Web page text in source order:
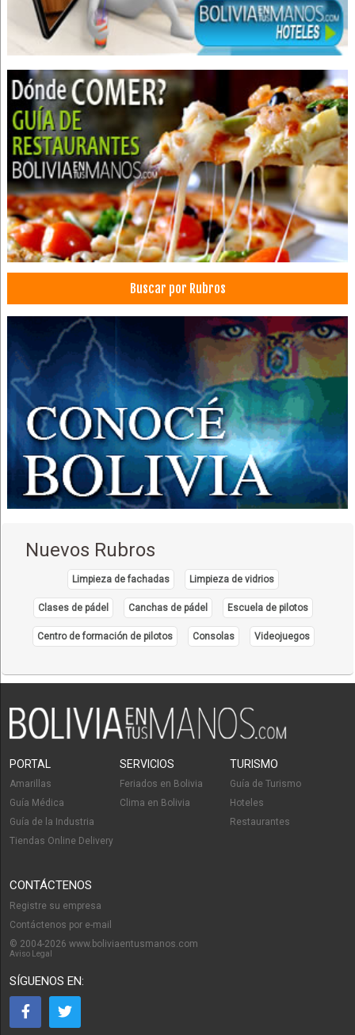
Consultores Jurídicos
Estudios juridicos
Servicios legales
Servicios Empresariales
Institutos de Capacitación
Repuestos para Maquinaria Pesada
Plantas de asfalto
Pintura para demarcación
Plantas para hormigón
Repuestos para maquinaria industrial
Repuestos para maquinarias
Electricidad, Equipos de
Electricidad, Artículos de
Configuración de Redes
Cableado Estructurado
Cableado Eléctrico
Instalación y configuración de servidores
Asesoramiento tecnológico
Sistemas de Puesta a Tierra
Suministro de cables eléctricos
Sistema de Aterramiento
Mantenimiento de Grupos Electrógenos
Generadores Eléctricos
Eventos
Hotels
Consultores de Marketing y Publicidad
Buscar por Rubros
Nuevos Rubros
Limpieza de fachadas Limpieza de vidrios
Clases de pádel Canchas de pádel Escuela de pilotos
Centro de formación de pilotos Consolas Videojuegos
PORTAL
Amarillas
Guía Médica
Guía de la Industria
Tiendas Online Delivery
SERVICIOS
Feriados en Bolivia
Clima en Bolivia
TURISMO
Guía de Turismo
Hoteles
Restaurantes
CONTÁCTENOS
Registre su empresa
Contáctenos por e-mail
© 2004-2026 www.boliviaentusmanos.com
Aviso Legal
SÍGUENOS EN: